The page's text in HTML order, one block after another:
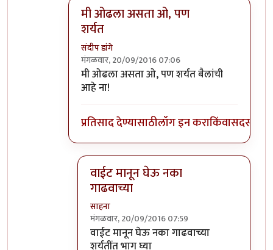
मी ओढला असता ओ, पण
शर्यत
संदीप डांगे
मंगळवार, 20/09/2016 07:06
In reply toइतके चांगले बैल इथे तुम्हाला
मी ओढला असता ओ, पण शर्यत बैलांची
आहे ना!
प्रतिसाद देण्यासाठीलॉग इन कराकिंवासदस्य व्हा
वाईट मानून घेऊ नका
गाढवाच्या
साहना
मंगळवार, 20/09/2016 07:59
In reply toमी ओढला असता ओ, पण शर्यत
वाईट मानून घेऊ नका गाढवाच्या
शर्यतींत भाग घ्या